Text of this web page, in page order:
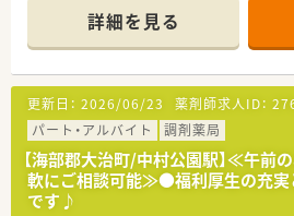
■研修制度は様々なプランがあり、
講可能な研修も幅広く用意されてい
■店舗で活躍する従業員、社外で活
となる従業員など、薬剤師として
を用意されています
■総合薬剤師・調剤薬剤師（土日休み
の働き方を選択できます
■調剤併設型だけでなく「医療モー
地内薬局」「訪問調剤特化型店舗」
ます
詳細を見る
更新日： 2026/06/23 薬剤師求人ID：
パート・アルバイト
調剤薬局
【海部郡大治町/中村公園駅】≪午前
軟にご相談可能≫●福利厚生の充実
です♪